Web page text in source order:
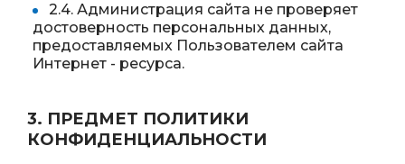
2.4. Администрация сайта не проверяет
достоверность персональных данных,
предоставляемых Пользователем сайта
Интернет - ресурса.
3. ПРЕДМЕТ ПОЛИТИКИ
КОНФИДЕНЦИАЛЬНОСТИ